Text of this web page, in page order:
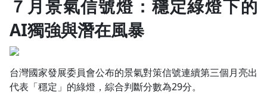
７月景氣信號燈 ：穩定綠燈下的
AI獨強與潛在風暴
台灣國家發展委員會公布的景氣對策信號連續第三個月亮出
代表「穩定」的綠燈，綜合判斷分數為29分。